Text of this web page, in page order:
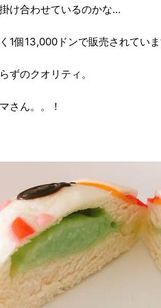
け合わせているのかな…
1個13,000ドンで販売されてい
ずのクオリティ。
さん。。！